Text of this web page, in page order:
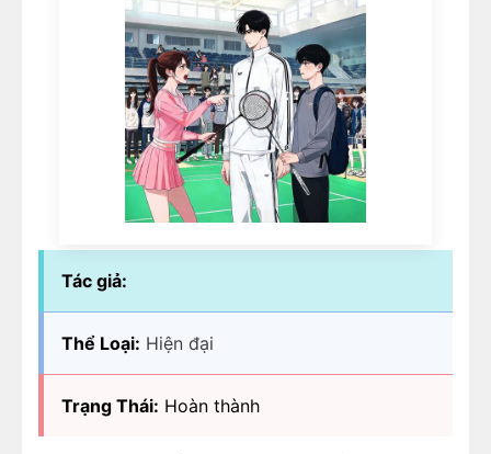
Tác giả:
Thể Loại: Hiện đại
Trạng Thái: Hoàn thành